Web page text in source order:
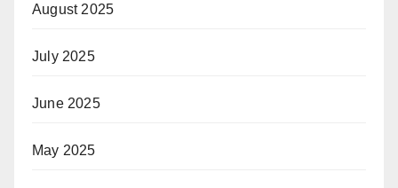
August 2025
July 2025
June 2025
May 2025